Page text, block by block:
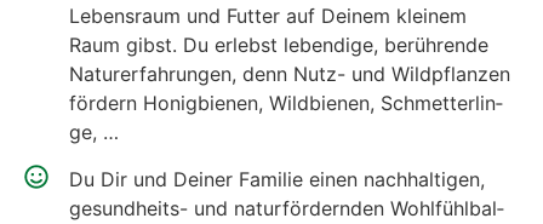
Lebens­raum und Fut­ter auf Dei­nem klei­nem
Raum gibst. Du erlebst leben­di­ge, berüh­ren­de
Natur­er­fah­run­gen, denn Nutz- und Wild­pflan­zen
för­dern Honig­bie­nen, Wild­bie­nen, Schmet­ter­lin­
ge, …
Du Dir und Dei­ner Fami­lie einen nach­hal­ti­gen,
gesund­heits- und natur­för­dern­den Wohl­fühl­bal­